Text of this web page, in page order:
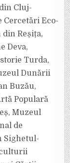
Cluj-
Cercetări Eco-
Reșița,
Deva,
Turda,
Dunării
Buzău,
Populară
Muzeul
de
Sighetul-